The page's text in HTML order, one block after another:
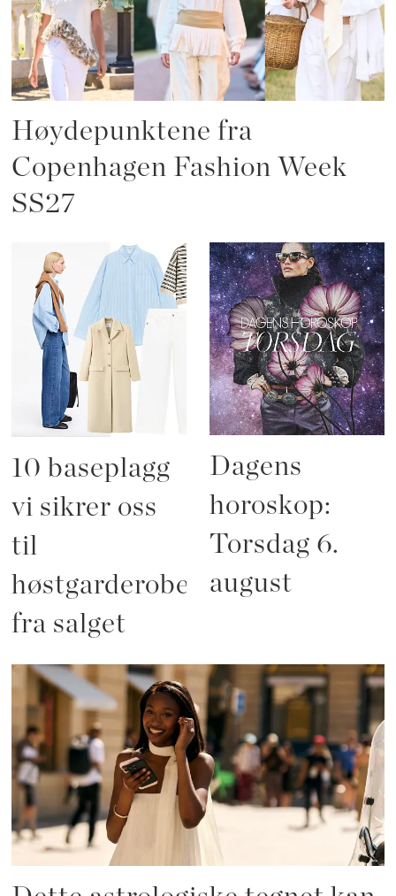
Høydepunktene fra
Copenhagen Fashion Week
SS27
10 baseplagg
vi sikrer oss
til
høstgarderoben
fra salget
Dagens
horoskop:
Torsdag 6.
august